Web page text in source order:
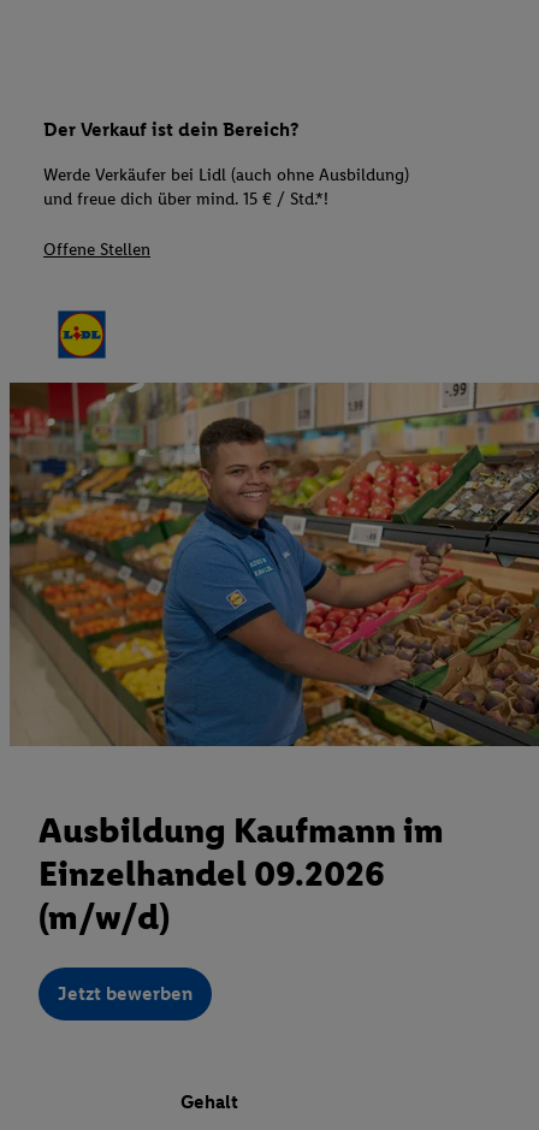
Der Verkauf ist dein Bereich?
Werde Verkäufer bei Lidl (auch ohne Ausbildung)
und freue dich über mind. 15 € / Std.*!
Offene Stellen
Ausbildung Kaufmann im
Einzelhandel 09.2026
(m/w/d)
Jetzt bewerben
Gehalt